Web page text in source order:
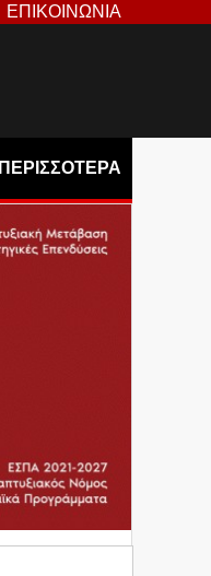
ΕΠΙΚΟΙΝΩΝΙΑ
ΠΕΡΙΣΣΟΤΕΡΑ